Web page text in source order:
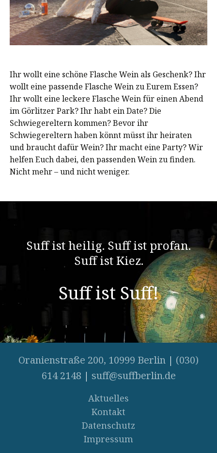
Ihr wollt eine schöne Flasche Wein als Geschenk? Ihr
wollt eine passende Flasche Wein zu Eurem Essen?
Ihr wollt eine leckere Flasche Wein für einen Abend
im Görlitzer Park? Ihr habt ein Date? Die
Schwiegereltern kommen? Bevor ihr
Schwiegereltern haben könnt müsst ihr heiraten
und braucht dafür Wein? Ihr macht eine Party? Wir
helfen Euch dabei, den passenden Wein zu finden.
Nicht mehr – und nicht weniger.
Suff ist heilig. Suff ist profan.
Suff ist Kiez.
Suff ist Suff!
Oranienstraße 200, 10999 Berlin | (030)
614 2148 | suff@suffberlin.de
Aktuelles
Kontakt
Datenschutz
Impressum